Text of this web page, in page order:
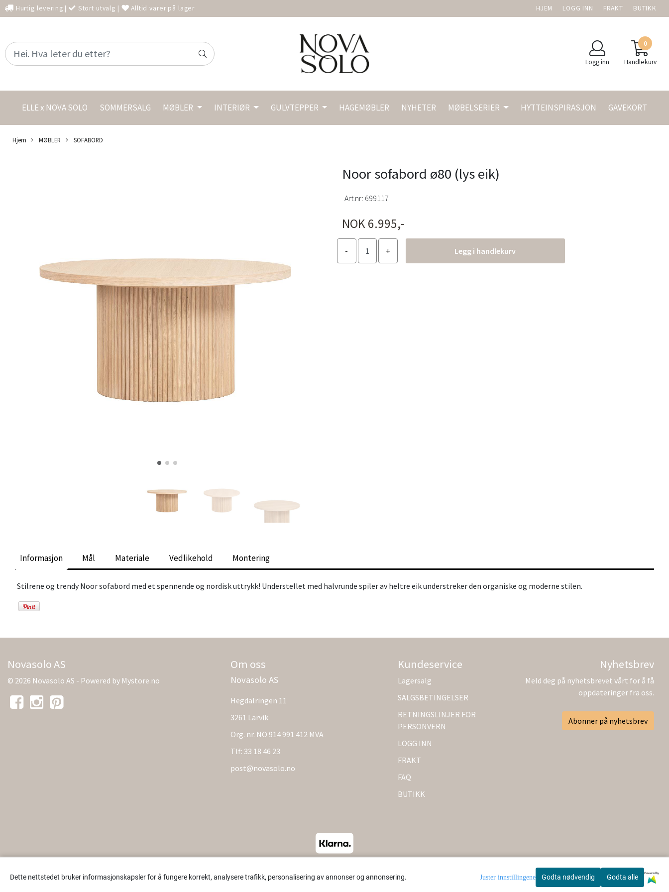
Hurtig levering | Stort utvalg | Alltid varer på lager HJEM LOGG INN FRAKT BUTIKK
Logg inn
0
Handlekurv
ELLE x NOVA SOLO SOMMERSALG MØBLER INTERIØR GULVTEPPER HAGEMØBLER NYHETER MØBELSERIER HYTTEINSPIRASJON GAVEKORT
Hjem MØBLER SOFABORD
Noor sofabord ø80 (lys eik)
Art.nr: 699117
NOK 6.995,-
Legg i handlekurv
Informasjon Mål Materiale Vedlikehold Montering
Stilrene og trendy Noor sofabord med et spennende og nordisk uttrykk! Understellet med halvrunde spiler av heltre eik understreker den organiske og moderne stilen.
Dette nettstedet bruker informasjonskapsler for å fungere korrekt, analysere trafikk, personalisering av annonser og annonsering. Godta nødvendig Godta alle
Powered by
Juster innstillingene
Novasolo AS
© 2026 Novasolo AS - Powered by Mystore.no
Om oss
Novasolo AS
Hegdalringen 11
3261 Larvik
Org. nr. NO 914 991 412 MVA
Tlf: 33 18 46 23
post@novasolo.no
Kundeservice
Lagersalg
SALGSBETINGELSER
RETNINGSLINJER FOR
PERSONVERN
LOGG INN
FRAKT
FAQ
BUTIKK
Nyhetsbrev
Meld deg på nyhetsbrevet vårt for å få
oppdateringer fra oss.
Abonner på nyhetsbrev